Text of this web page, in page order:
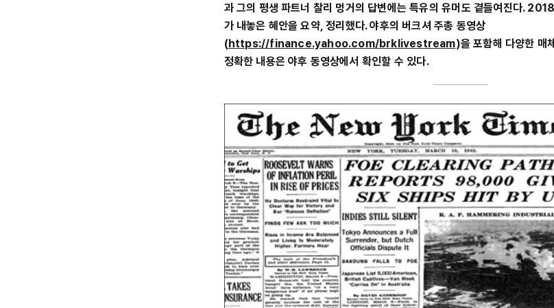
과 그의 평생 파트너 찰리 멍거의 답변에는 특유의 유머도 곁들여진다.
가 내놓은 혜안을 요약, 정리했다. 야후의 버크셔 주총 동영상
(https://finance.yahoo.com/brklivestream)을 포함해 다양한 매
정확한 내용은 야후 동영상에서 확인할 수 있다.